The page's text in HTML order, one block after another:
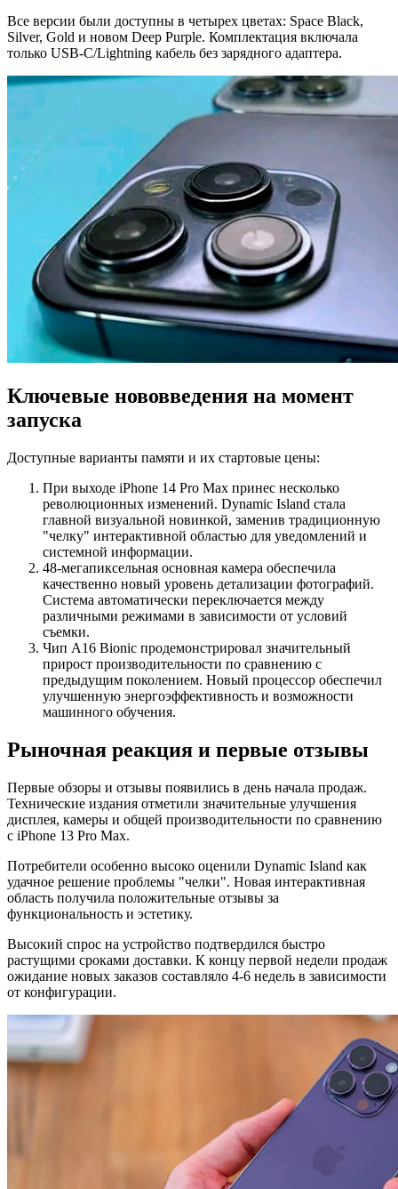
Все версии были доступны в четырех цветах: Space Black,
Silver, Gold и новом Deep Purple. Комплектация включала
только USB-C/Lightning кабель без зарядного адаптера.
Ключевые нововведения на момент
запуска
Доступные варианты памяти и их стартовые цены:
При выходе iPhone 14 Pro Max принес несколько
революционных изменений. Dynamic Island стала
главной визуальной новинкой, заменив традиционную
"челку" интерактивной областью для уведомлений и
системной информации.
48-мегапиксельная основная камера обеспечила
качественно новый уровень детализации фотографий.
Система автоматически переключается между
различными режимами в зависимости от условий
съемки.
Чип A16 Bionic продемонстрировал значительный
прирост производительности по сравнению с
предыдущим поколением. Новый процессор обеспечил
улучшенную энергоэффективность и возможности
машинного обучения.
Рыночная реакция и первые отзывы
Первые обзоры и отзывы появились в день начала продаж.
Технические издания отметили значительные улучшения
дисплея, камеры и общей производительности по сравнению
с iPhone 13 Pro Max.
Потребители особенно высоко оценили Dynamic Island как
удачное решение проблемы "челки". Новая интерактивная
область получила положительные отзывы за
функциональность и эстетику.
Высокий спрос на устройство подтвердился быстро
растущими сроками доставки. К концу первой недели продаж
ожидание новых заказов составляло 4-6 недель в зависимости
от конфигурации.